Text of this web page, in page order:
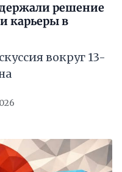
решение
карьеры в
вокруг 13-